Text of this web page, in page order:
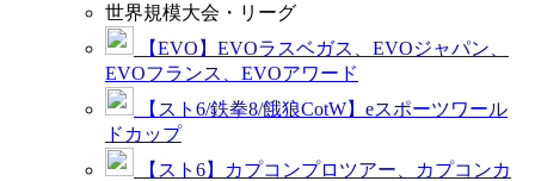
世界規模大会・リーグ
【EVO】EVOラスベガス、EVOジャパン、
EVOフランス、EVOアワード
【スト6/鉄拳8/餓狼CotW】eスポーツワール
ドカップ
【スト6】カプコンプロツアー、カプコンカ